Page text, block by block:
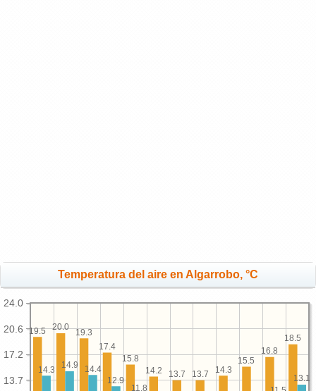
Temperatura del aire en Algarrobo, °C
13.7
17.2
20.6
24.0
18.5
16.8
15.5
14.3
13.7
13.7
14.2
15.8
17.4
19.3
20.0
19.5
13.1
11.8
12.9
14.4
14.9
14.3